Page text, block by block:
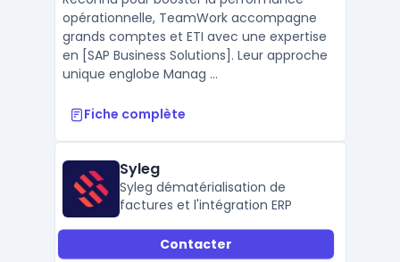
opérationnelle, TeamWork accompagne
grands comptes et ETI avec une expertise
en [SAP Business Solutions]. Leur approche
unique englobe Manag ...
Fiche complète
Syleg
Syleg dématérialisation de
factures et l'intégration ERP
Contacter